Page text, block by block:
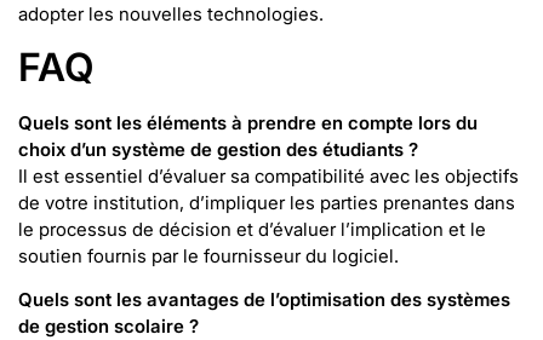
adopter les nouvelles technologies.
FAQ
Quels sont les éléments à prendre en compte lors du
choix d’un système de gestion des étudiants ?
Il est essentiel d’évaluer sa compatibilité avec les objectifs
de votre institution, d’impliquer les parties prenantes dans
le processus de décision et d’évaluer l’implication et le
soutien fournis par le fournisseur du logiciel.
Quels sont les avantages de l’optimisation des systèmes
de gestion scolaire ?